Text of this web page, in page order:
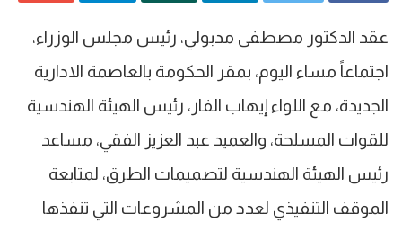
عقد الدكتور مصطفى مدبولي، رئيس مجلس الوزراء،
اجتماعاً مساء اليوم، بمقر الحكومة بالعاصمة الادارية
الجديدة، مع اللواء إيهاب الفار، رئيس الهيئة الهندسية
للقوات المسلحة، والعميد عبد العزيز الفقي، مساعد
رئيس الهيئة الهندسية لتصميمات الطرق، لمتابعة
الموقف التنفيذي لعدد من المشروعات التي تنفذها